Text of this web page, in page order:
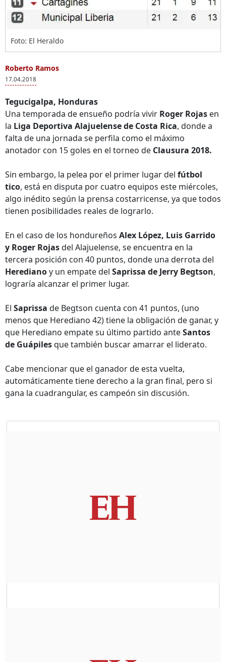
Foto: El Heraldo
Roberto Ramos
17.04.2018
Tegucigalpa, Honduras
Una temporada de ensueño podría vivir Roger Rojas en
la Liga Deportiva Alajuelense de Costa Rica, donde a
falta de una jornada se perfila como el máximo
anotador con 15 goles en el torneo de Clausura 2018.
Sin embargo, la pelea por el primer lugar del fútbol
tico, está en disputa por cuatro equipos este miércoles,
algo inédito según la prensa costarricense, ya que todos
tienen posibilidades reales de lograrlo.
En el caso de los hondureños Alex López, Luis Garrido
y Roger Rojasdel Alajuelense, se encuentra en la
tercera posición con 40 puntos, donde una derrota del
Heredianoy un empate del Saprissa de Jerry Begtson,
lograría alcanzar el primer lugar.
El Saprissa de Begtson cuenta con 41 puntos, (uno
menos que Herediano 42) tiene la obligación de ganar, y
que Herediano empate su último partido anteSantos
de Guápilesque también buscar amarrar el liderato.
Cabe mencionar que el ganador de esta vuelta,
automáticamente tiene derecho a la gran final, pero si
gana la cuadrangular, es campeón sin discusión.